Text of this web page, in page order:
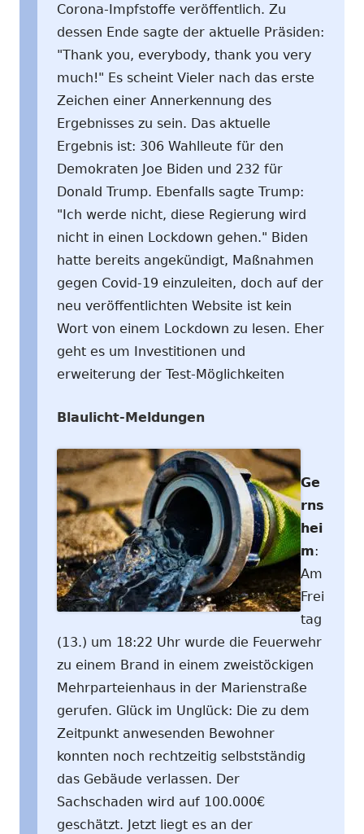
Corona-Impfstoffe veröffentlich. Zu
dessen Ende sagte der aktuelle Präsiden:
"Thank you, everybody, thank you very
much!" Es scheint Vieler nach das erste
Zeichen einer Annerkennung des
Ergebnisses zu sein. Das aktuelle
Ergebnis ist: 306 Wahlleute für den
Demokraten Joe Biden und 232 für
Donald Trump. Ebenfalls sagte Trump:
"Ich werde nicht, diese Regierung wird
nicht in einen Lockdown gehen." Biden
hatte bereits angekündigt, Maßnahmen
gegen Covid-19 einzuleiten, doch auf der
neu veröffentlichten Website ist kein
Wort von einem Lockdown zu lesen. Eher
geht es um Investitionen und
erweiterung der Test-Möglichkeiten
Blaulicht-Meldungen
Ge
rns
hei
m:
Am
Frei
tag
(13.) um 18:22 Uhr wurde die Feuerwehr
zu einem Brand in einem zweistöckigen
Mehrparteienhaus in der Marienstraße
gerufen. Glück im Unglück: Die zu dem
Zeitpunkt anwesenden Bewohner
konnten noch rechtzeitig selbstständig
das Gebäude verlassen. Der
Sachschaden wird auf 100.000€
geschätzt. Jetzt liegt es an der